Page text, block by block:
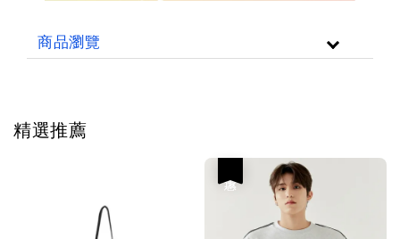
商品瀏覽
精選推薦